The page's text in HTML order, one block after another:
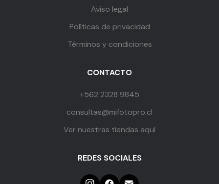
Aviso legal
Políticas de privacidad
Términos y condiciones
CONTACTO
+562 2328 9845
consultas@mifotopro.cl
Ver nuestras tiendas aquí
REDES SOCIALES